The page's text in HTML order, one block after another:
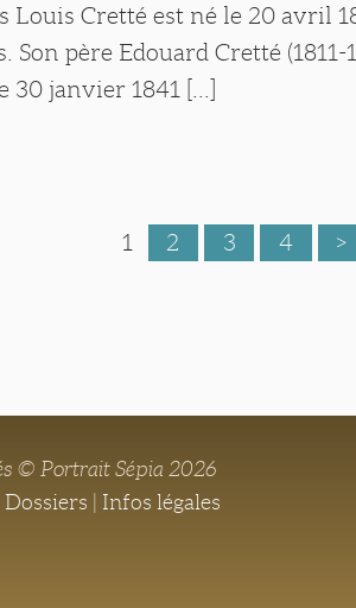
Louis Cretté est né le 20 avril
Son père Edouard Cretté
30 janvier 1841 [...]
1 2 3 4 >
© Portrait Sépia 2026
Dossiers Infos légales